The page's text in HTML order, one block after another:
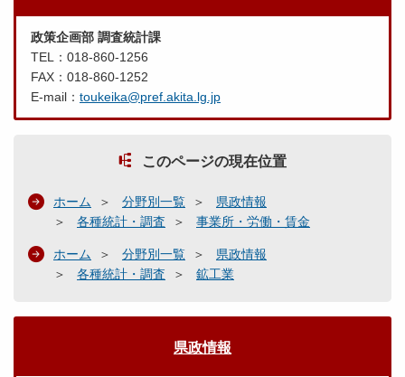
政策企画部 調査統計課
TEL：018-860-1256
FAX：018-860-1252
E-mail： toukeika@pref.akita.lg.jp
このページの現在位置
ホーム 分野別一覧
県政情報
各種統計・調査
事業所・労働・賃金
ホーム 分野別一覧
県政情報
各種統計・調査
鉱工業
県政情報